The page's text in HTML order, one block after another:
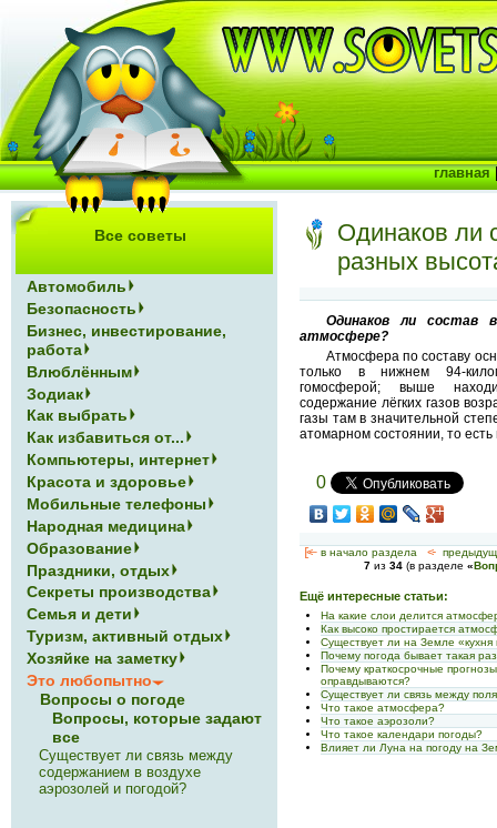
Одинаков ли
разных
Одинаков ли состав
атмосфере?
Атмосфера по составу
только в нижнем 94-
гомосферой; выше
содержание лёгких газов
газы там в значительной
атомарном состоянии, то
0
[<— в начало раздела <-
7 из 34 (в разделе «
Ещё интересные статьи:
На какие слои делится
Как высоко простирается
Существует ли на Земле «кухня
Почему погода бывает такая
Почему краткосрочные
оправдываются?
Существует ли связь между
Что такое атмосфера?
Что такое аэрозоли?
Что такое календари погоды?
Влияет ли Луна на погоду на
Все советы
Автомобиль
Безопасность
Бизнес, инвестирование,
работа
Влюблённым
Зодиак
Как выбрать
Как избавиться от...
Компьютеры, интернет
Красота и здоровье
Мобильные телефоны
Народная медицина
Образование
Праздники, отдых
Секреты производства
Семья и дети
Туризм, активный отдых
Хозяйке на заметку
Это любопытно
Вопросы о погоде
Вопросы, которые задают
все
Существует ли связь между
содержанием в воздухе
аэрозолей и погодой?
главная